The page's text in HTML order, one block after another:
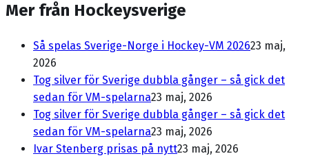
Mer från Hockeysverige
Så spelas Sverige-Norge i Hockey-VM 202623 maj,
2026
Tog silver för Sverige dubbla gånger – så gick det
sedan för VM-spelarna23 maj, 2026
Tog silver för Sverige dubbla gånger – så gick det
sedan för VM-spelarna23 maj, 2026
Ivar Stenberg prisas på nytt23 maj, 2026